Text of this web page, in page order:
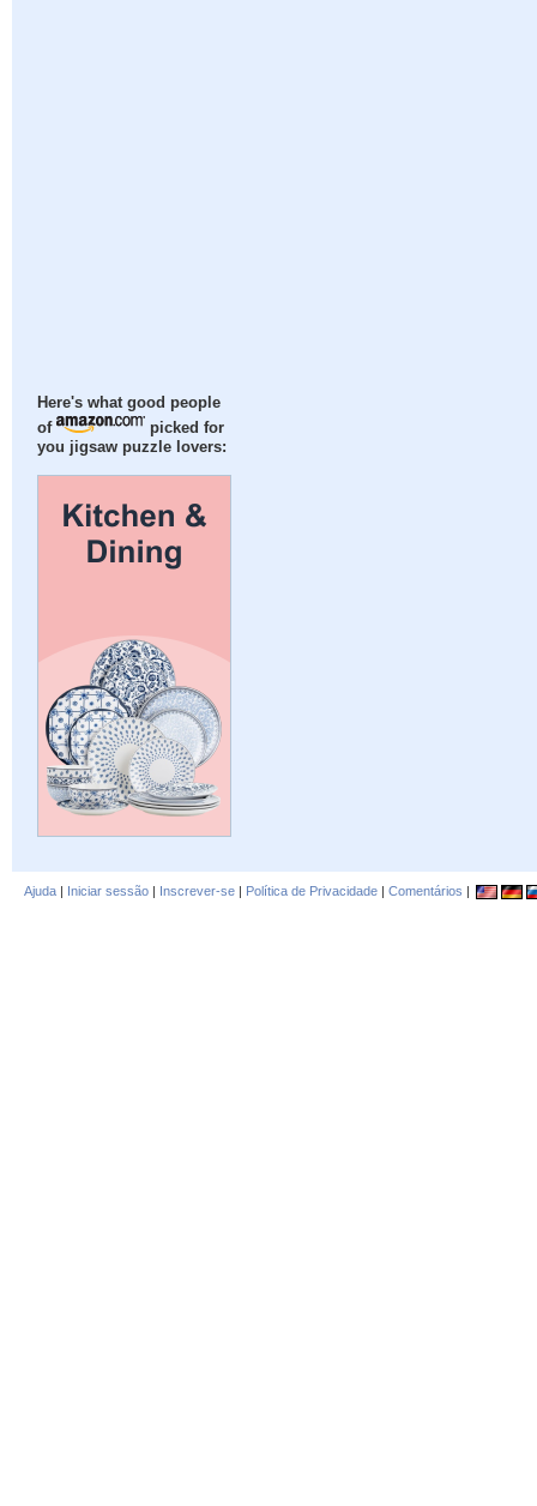
Here's what good people
of
picked for
you jigsaw puzzle lovers:
Ajuda | Iniciar sessão | Inscrever-se | Política de Privacidade | Comentários |